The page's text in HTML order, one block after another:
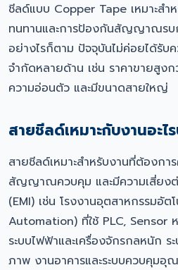
ชีลด์แบบ Copper Tape เหมาะสำ
ทนทานและการป้องกันสัญญาณรบ
อย่างไรก็ตาม ปัจจุบันไม่ค่อยได้รับ
จำกัดหลายด้าน เช่น ราคาขายสูง
ความอ่อนตัว และมีขนาดสายใหญ่
สายชีลด์เหมาะกับงานอะไ
สายชีลด์เหมาะสำหรับงานที่ต้องกา
สัญญาณควบคุม และมีความเสี่ยง
(EMI) เช่น โรงงานอุตสาหกรรมอั
Automation) ที่ใช้ PLC, Sensor
ระบบไฟฟ้าและเครื่องจักรกลหนัก
ภาพ งานอาคารและระบบควบคุมอุ